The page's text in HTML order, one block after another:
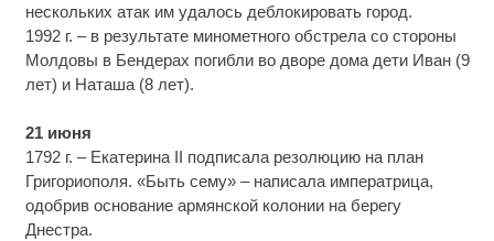
нескольких атак им удалось деблокировать город.
1992 г. – в результате минометного обстрела со стороны
Молдовы в Бендерах погибли во дворе дома дети Иван (9
лет) и Наташа (8 лет).
21 июня
1792 г. – Екатерина II подписала резолюцию на план
Григориополя. «Быть сему» – написала императрица,
одобрив основание армянской колонии на берегу
Днестра.